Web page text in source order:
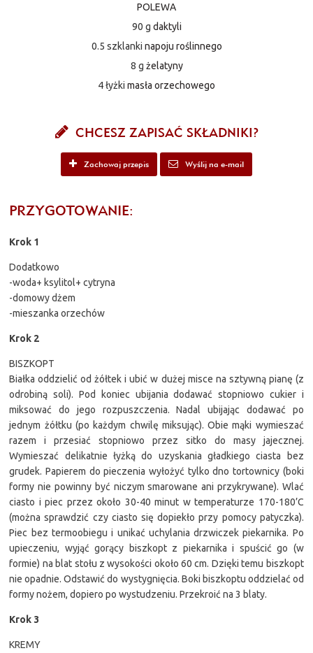
POLEWA
90 g daktyli
0.5 szklanki napoju roślinnego
8 g żelatyny
4 łyżki masła orzechowego
CHCESZ ZAPISAĆ SKŁADNIKI?
Zachowaj przepis Wyślij na e-mail
PRZYGOTOWANIE:
Krok 1
Dodatkowo
-woda+ ksylitol+ cytryna
-domowy dżem
-mieszanka orzechów
Krok 2
BISZKOPT
Białka oddzielić od żółtek i ubić w dużej misce na sztywną pianę (z
odrobiną soli). Pod koniec ubijania dodawać stopniowo cukier i
miksować do jego rozpuszczenia. Nadal ubijając dodawać po
jednym żółtku (po każdym chwilę miksując). Obie mąki wymieszać
razem i przesiać stopniowo przez sitko do masy jajecznej.
Wymieszać delikatnie łyżką do uzyskania gładkiego ciasta bez
grudek. Papierem do pieczenia wyłożyć tylko dno tortownicy (boki
formy nie powinny być niczym smarowane ani przykrywane). Wlać
ciasto i piec przez około 30-40 minut w temperaturze 170-180’C
(można sprawdzić czy ciasto się dopiekło przy pomocy patyczka).
Piec bez termoobiegu i unikać uchylania drzwiczek piekarnika. Po
upieczeniu, wyjąć gorący biszkopt z piekarnika i spuścić go (w
formie) na blat stołu z wysokości około 60 cm. Dzięki temu biszkopt
nie opadnie. Odstawić do wystygnięcia. Boki biszkoptu oddzielać od
formy nożem, dopiero po wystudzeniu. Przekroić na 3 blaty.
Krok 3
KREMY